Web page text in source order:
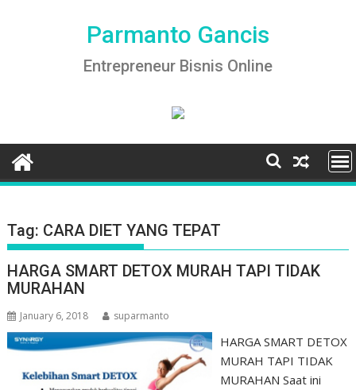
Parmanto Gancis
Entrepreneur Bisnis Online
Tag: CARA DIET YANG TEPAT
HARGA SMART DETOX MURAH TAPI TIDAK
MURAHAN
January 6, 2018 suparmanto
HARGA SMART DETOX
MURAH TAPI TIDAK
MURAHAN Saat ini